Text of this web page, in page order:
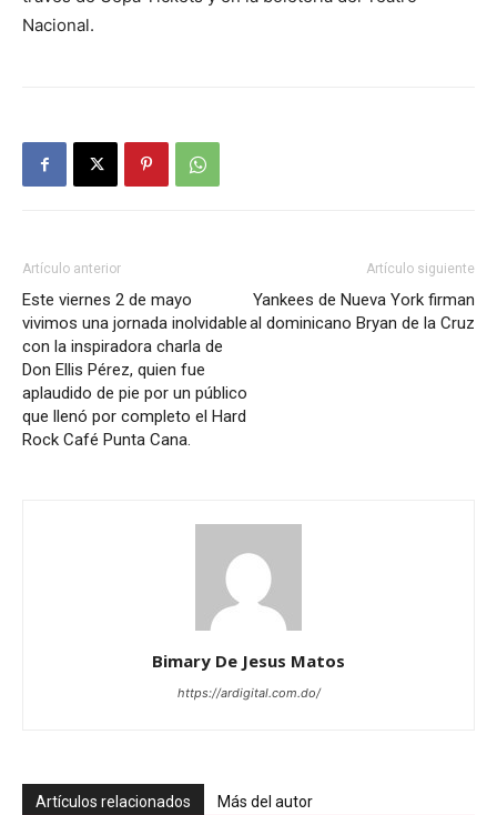
Nacional.
Artículo anterior
Este viernes 2 de mayo
vivimos una jornada inolvidable
con la inspiradora charla de
Don Ellis Pérez, quien fue
aplaudido de pie por un público
que llenó por completo el Hard
Rock Café Punta Cana.
Artículo siguiente
Yankees de Nueva York firman
al dominicano Bryan de la Cruz
Bimary De Jesus Matos
https://ardigital.com.do/
Artículos relacionados Más del autor